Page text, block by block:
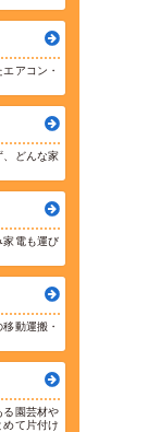
アコン・
、どんな家
家電も運び
動運搬・
る園芸材や
めて片付け